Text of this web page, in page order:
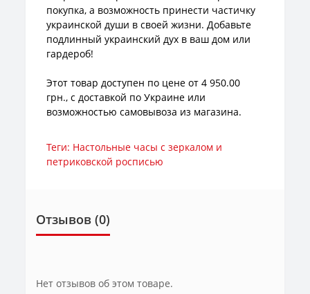
покупка, а возможность принести частичку
украинской души в своей жизни. Добавьте
подлинный украинский дух в ваш дом или
гардероб!
Этот товар доступен по цене от 4 950.00
грн., с доставкой по Украине или
возможностью самовывоза из магазина.
Теги: Настольные часы с зеркалом и
петриковской росписью
Отзывов (0)
Нет отзывов об этом товаре.